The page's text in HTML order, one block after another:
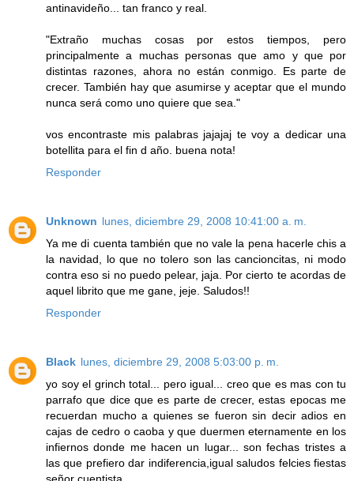
antinavideño... tan franco y real.
"Extraño muchas cosas por estos tiempos, pero
principalmente a muchas personas que amo y que por
distintas razones, ahora no están conmigo. Es parte de
crecer. También hay que asumirse y aceptar que el mundo
nunca será como uno quiere que sea."
vos encontraste mis palabras jajajaj te voy a dedicar una
botellita para el fin d año. buena nota!
Responder
Unknown lunes, diciembre 29, 2008 10:41:00 a. m.
Ya me di cuenta también que no vale la pena hacerle chis a
la navidad, lo que no tolero son las cancioncitas, ni modo
contra eso si no puedo pelear, jaja. Por cierto te acordas de
aquel librito que me gane, jeje. Saludos!!
Responder
Black lunes, diciembre 29, 2008 5:03:00 p. m.
yo soy el grinch total... pero igual... creo que es mas con tu
parrafo que dice que es parte de crecer, estas epocas me
recuerdan mucho a quienes se fueron sin decir adios en
cajas de cedro o caoba y que duermen eternamente en los
infiernos donde me hacen un lugar... son fechas tristes a
las que prefiero dar indiferencia,igual saludos felcies fiestas
señor cuentista..